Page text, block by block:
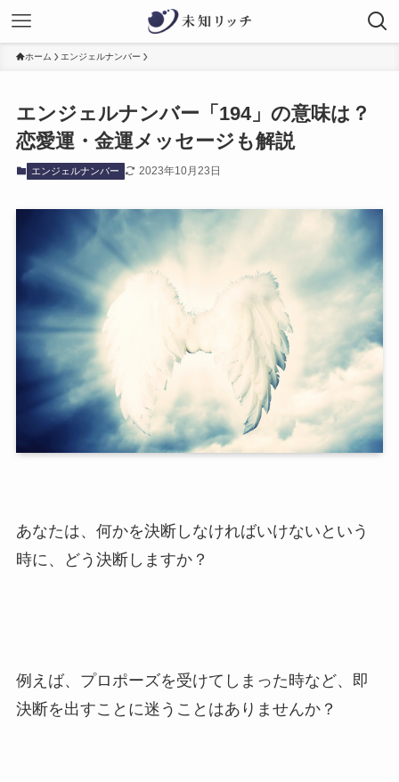
ホーム エンジェルナンバー
エンジェルナンバー「194」の意味は？
恋愛運・金運メッセージも解説
エンジェルナンバー 2023年10月23日
あなたは、何かを決断しなければいけないという
時に、どう決断しますか？
例えば、プロポーズを受けてしまった時など、即
決断を出すことに迷うことはありませんか？